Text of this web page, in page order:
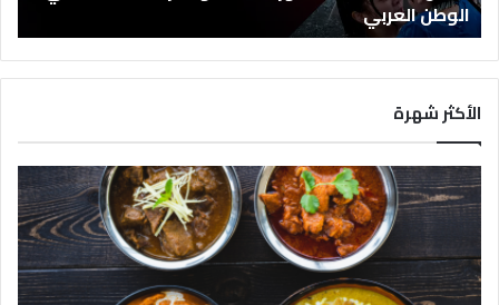
س
ل
ا
ت
ا
ل
ك
و
ر
ي
ة
2
0
الوطن العربي
الأكثر شهرة